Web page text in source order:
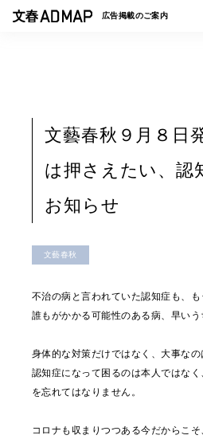
広告掲載のご案内
事
文藝春秋９月８日
は押さえたい、認
お知らせ
文藝春秋
不治の病と言われていた認知症も、も
誰もがかかる可能性のある病、早い
身体的な対策だけではなく、大事なの
認知症になって困るのは本人ではな
を忘れてはなりません。
コロナも収まりつつある今だからこ